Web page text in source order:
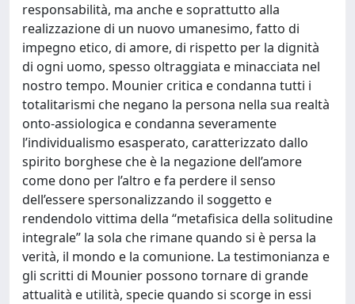
responsabilità, ma anche e soprattutto alla
realizzazione di un nuovo umanesimo, fatto di
impegno etico, di amore, di rispetto per la dignità
di ogni uomo, spesso oltraggiata e minacciata nel
nostro tempo. Mounier critica e condanna tutti i
totalitarismi che negano la persona nella sua realtà
onto-assiologica e condanna severamente
l’individualismo esasperato, caratterizzato dallo
spirito borghese che è la negazione dell’amore
come dono per l’altro e fa perdere il senso
dell’essere spersonalizzando il soggetto e
rendendolo vittima della “metafisica della solitudine
integrale” la sola che rimane quando si è persa la
verità, il mondo e la comunione. La testimonianza e
gli scritti di Mounier possono tornare di grande
attualità e utilità, specie quando si scorge in essi